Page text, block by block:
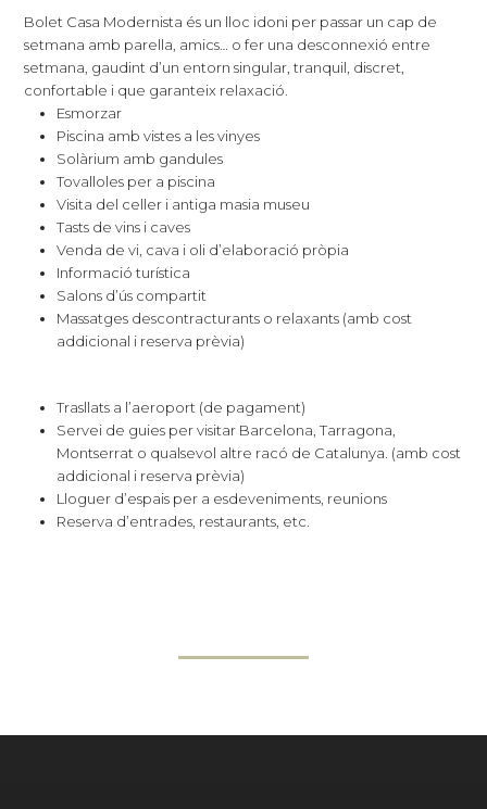
Bolet Casa Modernista és un lloc idoni per passar un cap de
setmana amb parella, amics… o fer una desconnexió entre
setmana, gaudint d’un entorn singular, tranquil, discret,
confortable i que garanteix relaxació.
Esmorzar
Piscina amb vistes a les vinyes
Solàrium amb gandules
Tovalloles per a piscina
Visita del celler i antiga masia museu
Tasts de vins i caves
Venda de vi, cava i oli d’elaboració pròpia
Informació turística
Salons d’ús compartit
Massatges descontracturants o relaxants (amb cost
addicional i reserva prèvia)
Trasllats a l’aeroport (de pagament)
Servei de guies per visitar Barcelona, Tarragona,
Montserrat o qualsevol altre racó de Catalunya. (amb cost
addicional i reserva prèvia)
Lloguer d’espais per a esdeveniments, reunions
Reserva d’entrades, restaurants, etc.